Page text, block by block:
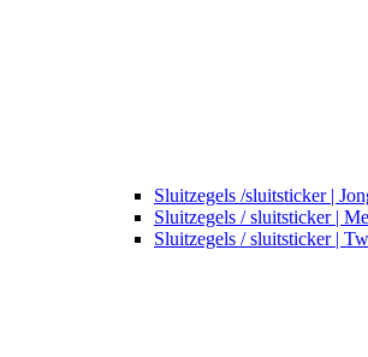
Sluitzegels /sluitsticker |
Sluitzegels / sluitsticker |
Sluitzegels / sluitsticker |